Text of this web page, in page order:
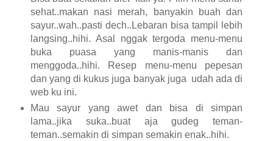
sehat..makan nasi merah, banyakin buah dan
sayur..wah..pasti dech..Lebaran bisa tampil lebih
langsing..hihi. Asal nggak tergoda menu-menu
buka puasa yang manis-manis dan
menggoda..hihi. Resep menu-menu pepesan
dan yang di kukus juga banyak juga udah ada di
web ku ini.
Mau sayur yang awet dan bisa di simpan
lama..jika suka..buat aja gudeg teman-
teman..semakin di simpan semakin enak..hihi.